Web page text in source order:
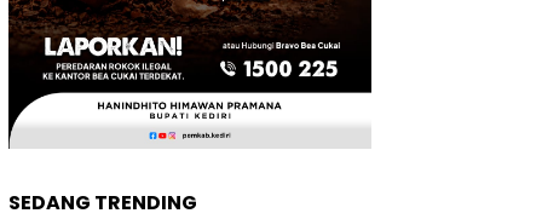
SEDANG TRENDING